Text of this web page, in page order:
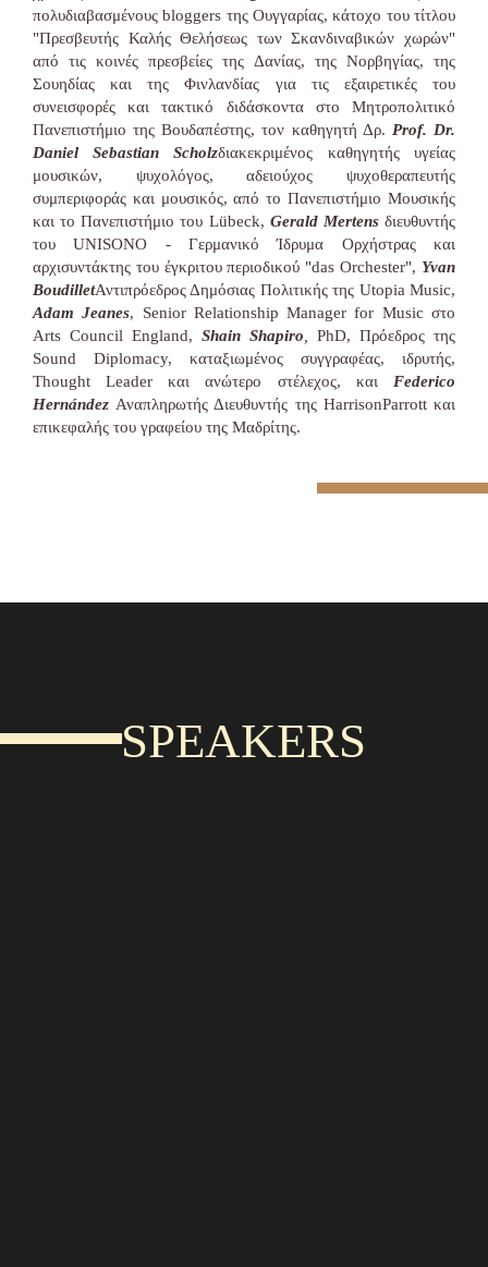
πολυδιαβασμένους bloggers της Ουγγαρίας, κάτοχο του τίτλου
"Πρεσβευτής Καλής Θελήσεως των Σκανδιναβικών χωρών"
από τις κοινές πρεσβείες της Δανίας, της Νορβηγίας, της
Σουηδίας και της Φινλανδίας για τις εξαιρετικές του
συνεισφορές και τακτικό διδάσκοντα στο Μητροπολιτικό
Πανεπιστήμιο της Βουδαπέστης, τον καθηγητή Δρ. Prof. Dr.
Daniel Sebastian Scholzδιακεκριμένος καθηγητής υγείας
μουσικών, ψυχολόγος, αδειούχος ψυχοθεραπευτής
συμπεριφοράς και μουσικός, από το Πανεπιστήμιο Μουσικής
και το Πανεπιστήμιο του Lübeck, Gerald Mertensδιευθυντής
του UNISONO - Γερμανικό Ίδρυμα Ορχήστρας και
αρχισυντάκτης του έγκριτου περιοδικού "das Orchester", Yvan
BoudilletΑντιπρόεδρος Δημόσιας Πολιτικής της Utopia Music,
Adam Jeanes, Senior Relationship Manager for Music στο
Arts Council England, Shain Shapiro
PhD, Πρόεδρος της
Sound Diplomacy, καταξιωμένος συγγραφέας, ιδρυτής,
Thought Leader και ανώτερο στέλεχος, και Federico
Hernández Αναπληρωτής Διευθυντής της HarrisonParrott και
επικεφαλής του γραφείου της Μαδρίτης.
SPEAKERS